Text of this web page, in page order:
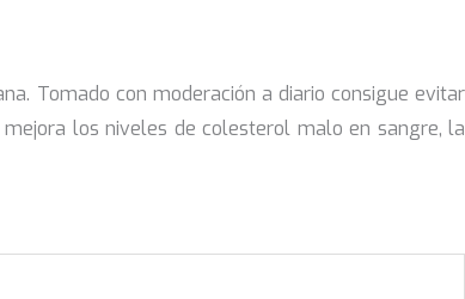
Tomado con moderación a diario consigue evitar
los niveles de colesterol malo en sangre, la